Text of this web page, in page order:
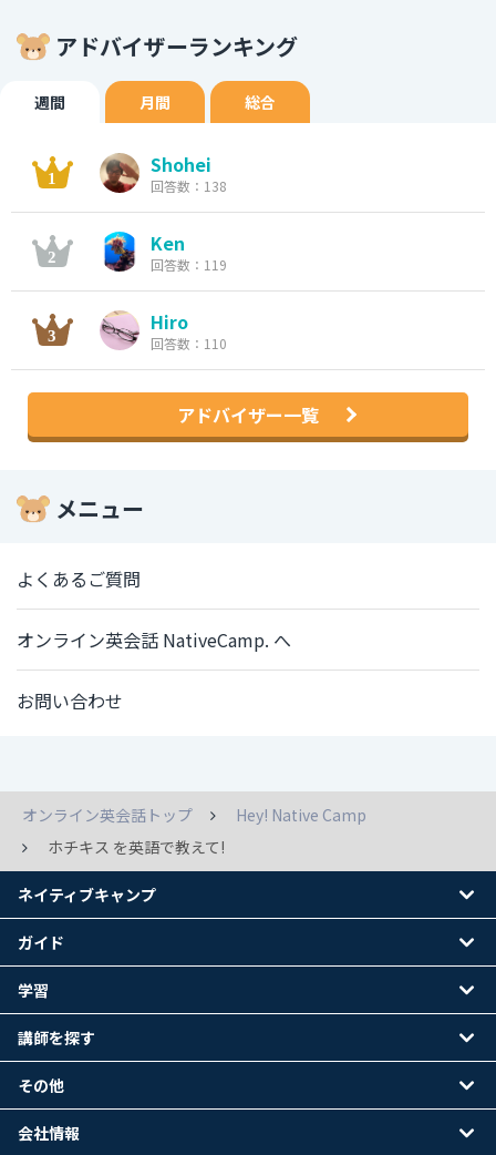
アドバイザーランキング
週間 月間 総合
Shohei
回答数：138
Ken
回答数：119
Hiro
回答数：110
アドバイザー一覧
メニュー
よくあるご質問
オンライン英会話 NativeCamp. へ
お問い合わせ
オンライン英会話トップ
Hey! Native Camp
ホチキス を英語で教えて!
ネイティブキャンプ
ガイド
学習
講師を探す
その他
会社情報